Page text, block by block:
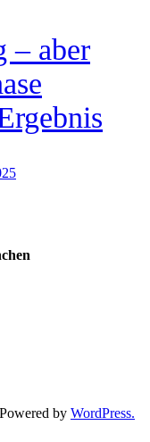
– aber
Powered by WordPress.